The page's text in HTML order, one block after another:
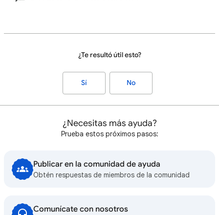
¿Te resultó útil esto?
Sí No
¿Necesitas más ayuda?
Prueba estos próximos pasos:
Publicar en la comunidad de ayuda
Obtén respuestas de miembros de la comunidad
Comunícate con nosotros